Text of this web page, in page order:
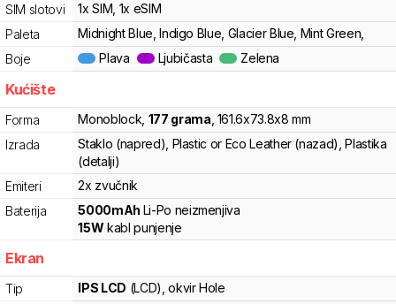
SIM slotovi
1x SIM , 1x eSIM
Paleta
Midnight Blue, Indigo Blue, Glacier Blue, Mint Green,
Boje
Plava Ljubičasta Zelena
Kućište
Forma Monoblock 177 grama 161.6x73.8x8 mm
Izrada
Staklo (napred), Plastic or Eco Leather (nazad), Plastika
(detalji)
Emiteri
2x zvučnik
Baterija
5000mAh Li-Po neizmenjiva
15W kabl punjenje
Ekran
Tip IPS LCD (LCD) , okvir Hole